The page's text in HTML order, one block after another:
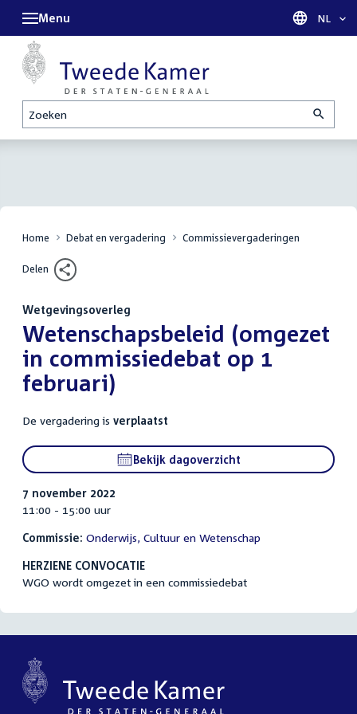
Zoeken
Menu Taal
NL
Home Debat en vergadering Commissievergaderingen
Delen
Wetgevingsoverleg
:Wetenschapsbeleid (omgezet
in commissiedebat op 1
februari)
De vergadering is verplaatst
Bekijk dagoverzicht
7 november 2022
11:00 - 15:00 uur
Commissie: Onderwijs, Cultuur en Wetenschap
HERZIENE CONVOCATIE
WGO wordt omgezet in een commissiedebat